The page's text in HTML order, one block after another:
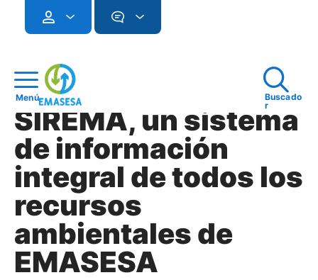
Menú
Buscado
r
SIREMA, un sistema
de información
integral de todos los
recursos
ambientales de
EMASESA